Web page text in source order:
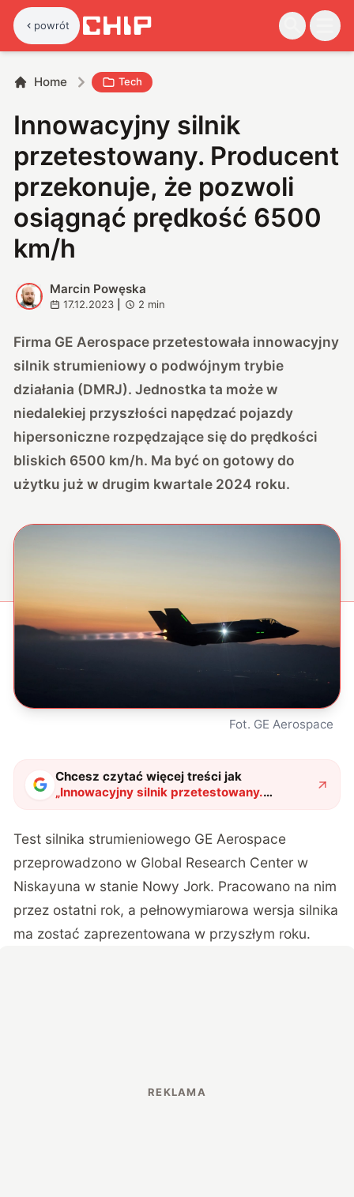
powrót
Home Tech
Innowacyjny silnik
przetestowany. Producent
przekonuje, że pozwoli
osiągnąć prędkość 6500
km/h
M
Marcin Powęska
17.12.2023 2 min
Firma GE Aerospace przetestowała innowacyjny
silnik strumieniowy o podwójnym trybie
działania (DMRJ). Jednostka ta może w
niedalekiej przyszłości napędzać pojazdy
hipersoniczne rozpędzające się do prędkości
bliskich 6500 km/h. Ma być on gotowy do
użytku już w drugim kwartale 2024 roku.
Fot. GE Aerospace
Chcesz czytać więcej treści jak
„Innowacyjny silnik przetestowany.
Producent przekonuje, że pozwoli osiągnąć
Test silnika strumieniowego GE Aerospace
przeprowadzono w Global Research Center w
Niskayuna w stanie Nowy Jork. Pracowano na nim
przez ostatni rok, a pełnowymiarowa wersja silnika
ma zostać zaprezentowana w przyszłym roku.